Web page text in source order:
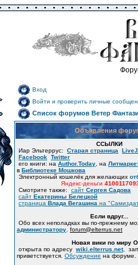
Вход
Войти и проверить личные
Список форумов Ветер
Объявления
ССЫЛКИ
Иар Эльтеррус: Старая страница
Facebook Twitter
его книги: на Author.Today , на
в Библиотеке Мошкова
Электронный кошелёк для желающих
Яндекс-деньги
Смотрите также: сайт Сергея Садова
сайт Екатерины Белецкой
страница Влада Вегашина на
Если вдруг...
Обо всех неполадках вы по-прежнему
администратору forum@elterrus.net
Новая вики по миру
открыта по адресу wiki.elterrus.net,
приветствуется. Обсуждение на форуме.